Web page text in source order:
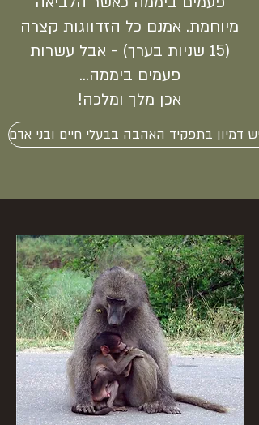
מיוחמת. אמנם כל הזדווגות קצרה
(15 שניות בערך) - אבל עשרות
פעמים ביממה...
אכן מלך ומלכה!
יש דמיון בתפקיד האהבה בבעלי חיים ובני אדם